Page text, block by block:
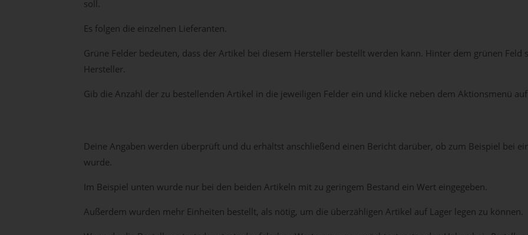
soll.
Es folgen die einzelnen Lieferanten.
Grüne Felder bedeuten, dass der Artikel bei diesem Hersteller bestellt werden kann. Hinter dem grünen Feld
Hersteller.
Gib die Anzahl der zu bestellenden Artikel in die jeweiligen Felder ein und klicke neben dem Aktionsmenü
Deine Angaben werden überprüft und du erhältst anschließend einen Bericht darüber, ob zum Beispiel bei
wurde.
Im Beispiel unten wurde nur bei den beiden Artikeln mit zu geringem Bestand ein Wert eingegeben.
Außerdem wurden mehr Einheiten bestellt, als nötig, um die überzähligen Artikel auf Lager legen zu können.